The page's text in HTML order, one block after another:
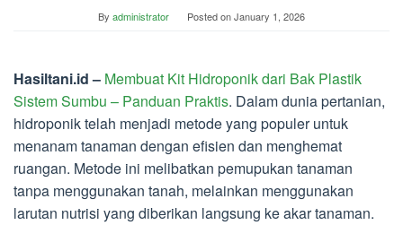
By administrator Posted onJanuary 1, 2026
Hasiltani.id – Membuat Kit Hidroponik dari Bak Plastik
Sistem Sumbu – Panduan Praktis. Dalam dunia pertanian,
hidroponik telah menjadi metode yang populer untuk
menanam tanaman dengan efisien dan menghemat
ruangan. Metode ini melibatkan pemupukan tanaman
tanpa menggunakan tanah, melainkan menggunakan
larutan nutrisi yang diberikan langsung ke akar tanaman.